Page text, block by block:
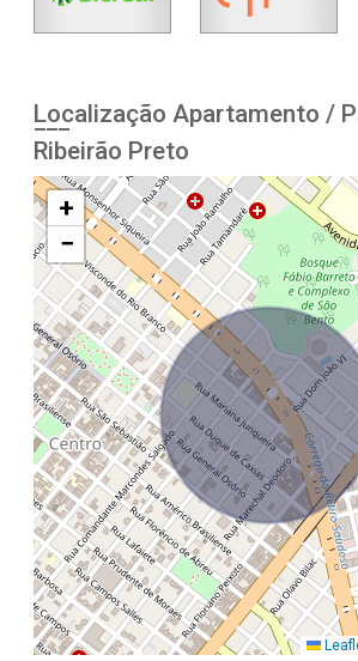
Localização Apartamento /
Ribeirão Preto
+
−